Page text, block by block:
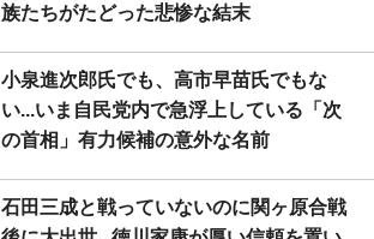
族たちがたどった悲惨な結末
小泉進次郎氏でも、高市早苗氏でもな
い...いま自民党内で急浮上している「次
の首相」有力候補の意外な名前
石田三成と戦っていないのに関ヶ原合戦